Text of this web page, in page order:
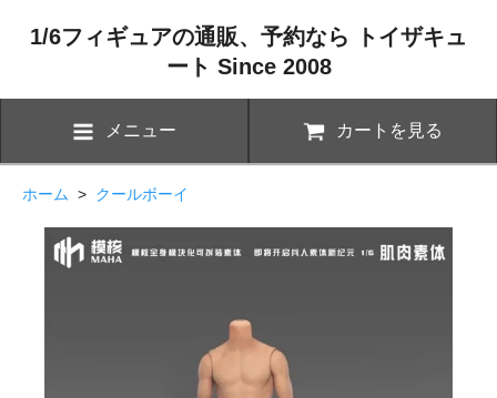
1/6フィギュアの通販、予約なら トイザキュ
ート Since 2008
メニュー カートを見る
ホーム > クールボーイ